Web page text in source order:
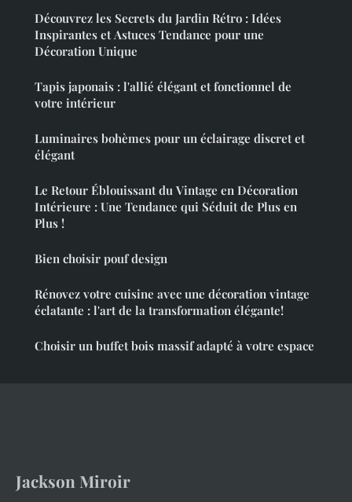
Découvrez les Secrets du Jardin Rétro : Idées
Inspirantes et Astuces Tendance pour une
Décoration Unique
Tapis japonais : l'allié élégant et fonctionnel de
votre intérieur
Luminaires bohèmes pour un éclairage discret et
élégant
Le Retour Éblouissant du Vintage en Décoration
Intérieure : Une Tendance qui Séduit de Plus en
Plus !
Bien choisir pouf design
Rénovez votre cuisine avec une décoration vintage
éclatante : l'art de la transformation élégante!
Choisir un buffet bois massif adapté à votre espace
Jackson Miroir